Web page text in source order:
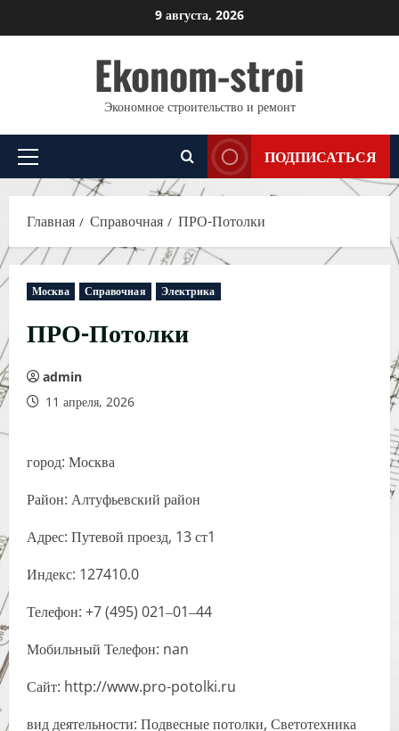
к
9 августа, 2026
Ekonom-stroi
Экономное строительство и ремонт
Основное
меню
ПОДПИСАТЬСЯ
Главная Справочная ПРО-Потолки
Москва Справочная Электрика
ПРО-Потолки
admin
11 апреля, 2026
город: Москва
Район: Алтуфьевский район
Адрес: Путевой проезд, 13 ст1
Индекс: 127410.0
Телефон: +7 (495) 021‒01‒44
Мобильный Телефон: nan
Сайт: http://www.pro-potolki.ru
вид деятельности: Подвесные потолки, Светотехника